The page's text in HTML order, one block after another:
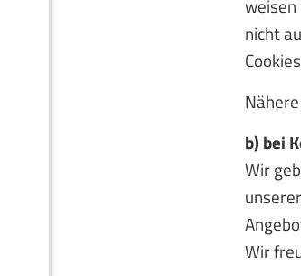
nicht
b) bei
Wir
Wir